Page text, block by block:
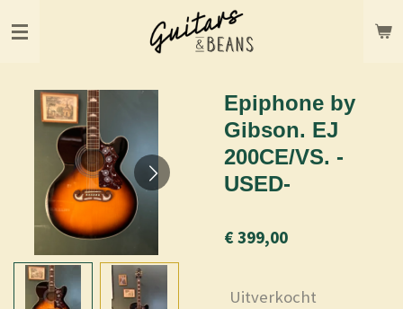
direct
hoofdinhoud
Epiphone by
Gibson. EJ
200CE/VS. -
USED-
€ 399,00
Uitverkocht